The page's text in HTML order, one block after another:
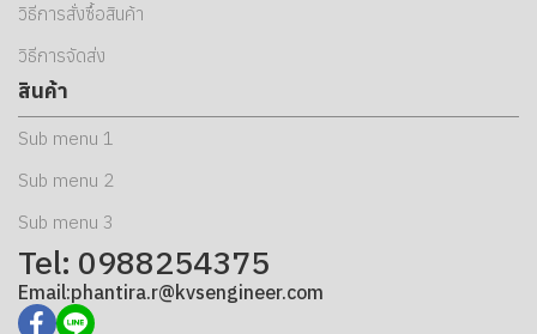
วิธีการสั่งซื้อสินค้า
วิธีการจัดส่ง
สินค้า
Sub menu 1
Sub menu 2
Sub menu 3
Tel: 0988254375
Email:phantira.r@kvsengineer.com